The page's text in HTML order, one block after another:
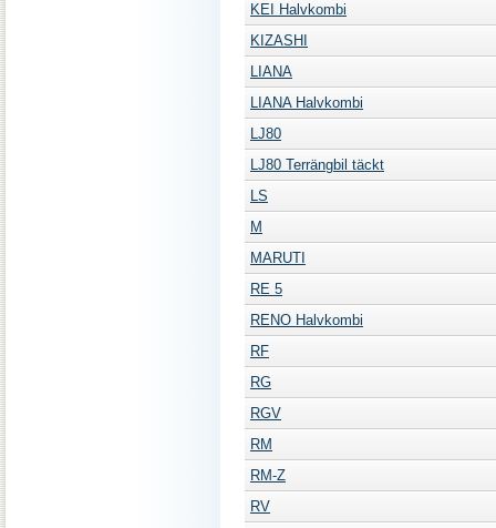
KEI Halvkombi
KIZASHI
LIANA
LIANA Halvkombi
LJ80
LJ80 Terrängbil täckt
LS
M
MARUTI
RE 5
RENO Halvkombi
RF
RG
RGV
RM
RM-Z
RV